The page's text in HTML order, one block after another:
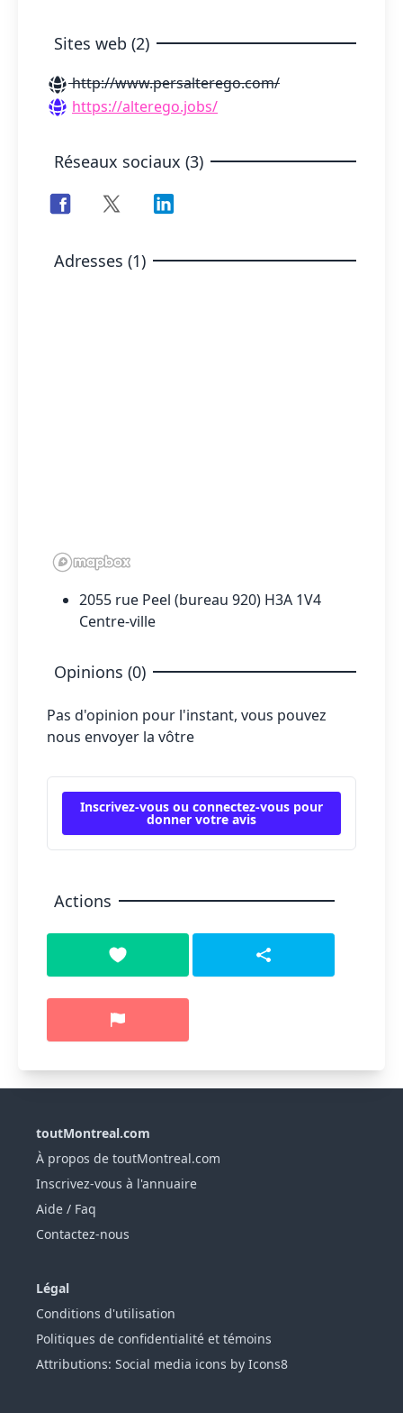
Sites web (2)
http://www.persalterego.com/
https://alterego.jobs/
Réseaux sociaux (3)
Adresses (1)
2055 rue Peel (bureau 920) H3A 1V4
Centre-ville
Opinions (0)
Pas d'opinion pour l'instant, vous pouvez
nous envoyer la vôtre
Inscrivez-vous ou connectez-vous pour
donner votre avis
Actions
toutMontreal.com
À propos de toutMontreal.com
Inscrivez-vous à l'annuaire
Aide / Faq
Contactez-nous
Légal
Conditions d'utilisation
Politiques de confidentialité et témoins
Attributions: Social media icons by Icons8